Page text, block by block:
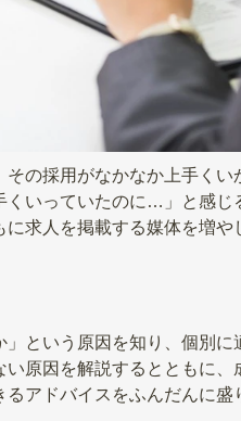
の採用がなかなか上手く
いっていたのに…」と感じ
求人を掲載する媒体を増や
という原因を知り、個別に
原因を解説するとともに
アドバイスをふんだんに